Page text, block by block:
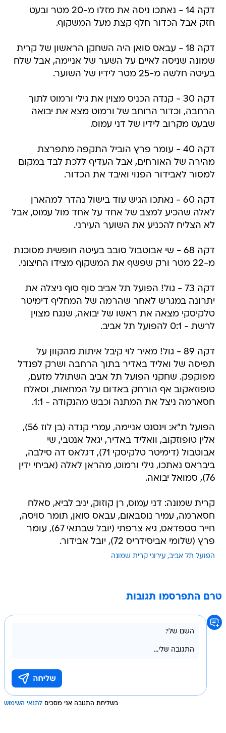
דקה 14 - נאתכו ניסה את מזלו מ-20 מטר ובעט
חזק אבל הכדור חלף קצת מעל המשקוף.
דקה 18 - עבאס סואן היה השחקן הראשון של קרית
שמונה שניסה לאיים על השער של אניימה, אבל שלח
בעיטה חלשה מ-25 מטר לידיו של השוער.
דקה 30 - קנדה הכניס מצוין את גילי ורמוט לתוך
הרחבה, וכדור הרוחב של ורמוט מצא את יבואה
שבעט מקרוב לידיו של דני עמוס.
דקה 40 - עומר פרץ הוביל התקפה מתפרצת
מהירה של האורחים, אבל העדיף ללכת לבד במקום
למסור לאבידור הפנוי ואיבד את הכדור.
דקה 60 - נאתכו הגיש עוד בישול נהדר למהארן
לאלה שהכיע למצב של אחד על אחד מול עמוס, אבל
לא הצליח להכניע את השוער העירני.
דקה 68 - שי אבוטבול סובב בעיטה חופשית מסוכנת
מ-22 מטר ורק שפשף את המשקוף מצידו החיצוני.
דקה 73 - גול! הפועל תל אביב סוף סוף ניצלה את
יתרונה במגרש לאחר שהרמה של המחליף דימיטר
טלקיסקי מצאה את ראשו של יבואה, שנגח מצוין
לרשת - 0:1 להפועל תל אביב.
דקה 89 - גול! מאיר לוי קיבל איתות מהקוון על
תפיסה של ואליד באדיר בתוך הרחבה ושרק לפנדל
מפוקפק. שחקני הפועל תל אביב השתולל מזעם,
טופוזאקוב אף הורחק באדום על המחאות, וסאלח
חסארמה ניצל את המתנה וכבש מהנקודה - 1:1.
הפועל ת"א: וינסנט אניימה, עמרי קנדה (בן לוז 56),
אלין טופוזקוב, וואליד באדיר, יגאל אנטבי, שי
אבוטבול (דימיטר טלקיסקי 71), דגלאס דה סילבה,
ביבראס נאתכו, גילי ורמוט, מהראן לאלה (אביחי ידין
76), סמואל יבואה.
קרית שמונה: דני עמוס, רן קוזוק, יניב לביא, סאלח
חסארמה, עמיר נוסבאום, עבאס סואן, תומר סויסה,
חייר סספדאס, גיא צרפתי (יובל שבתאי 67), עומר
פרץ (שלומי אביסידריס 72), יובל אבידור.
הפועל תל אביב עירוני קרית שמונה
טרם התפרסמו תגובות
בשליחת התגובה אני מסכים לתנאי השימוש